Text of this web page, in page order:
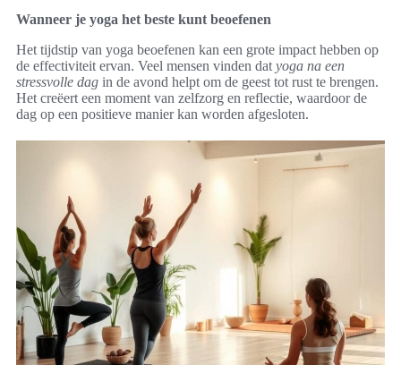
Wanneer je yoga het beste kunt beoefenen
Het tijdstip van yoga beoefenen kan een grote impact hebben op
de effectiviteit ervan. Veel mensen vinden dat yoga na een
stressvolle dag in de avond helpt om de geest tot rust te brengen.
Het creëert een moment van zelfzorg en reflectie, waardoor de
dag op een positieve manier kan worden afgesloten.